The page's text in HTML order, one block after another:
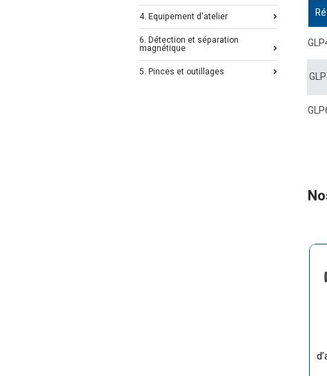
4. Equipement d'atelier
6. Détection et séparation
magnétique
5. Pinces et outillages